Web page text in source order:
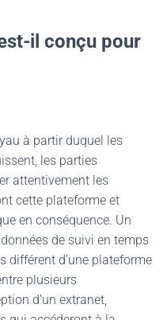
il conçu pour
à partir duquel les
les parties
attentivement les
cette plateforme et
en conséquence. Un
de suivi en temps
différent d’une plateforme
plusieurs
d’un extranet,